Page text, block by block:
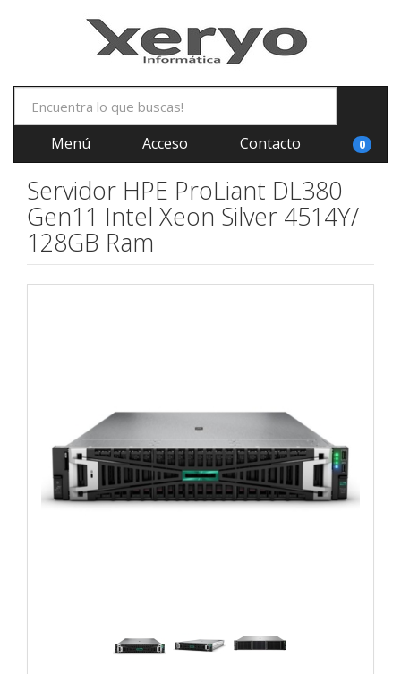
Menú Acceso Contacto 0
Servidor HPE ProLiant DL380
Gen11 Intel Xeon Silver 4514Y/
128GB Ram